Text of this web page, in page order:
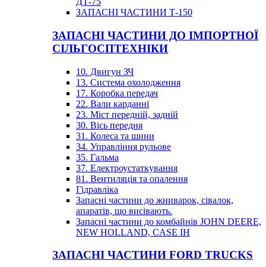
ЗАПАСНІ ЧАСТИНИ Т-150
ЗАПАСНІ ЧАСТИНИ ДО ІМПОРТНОЇ
СІЛЬГОСПТЕХНІКИ
10. Двигун ЗЧ
13. Система охолодження
17. Коробка передач
22. Вали карданні
23. Міст передній, задній
30. Вісь передня
31. Колеса та шини
34. Управління рульове
35. Гальма
37. Електроустаткування
81. Вентиляція та опалення
Гідравліка
Запасні частини до жниварок, сівалок,
апаратів, що висівають.
Запасні частини до комбайнів JOHN DEERE,
NEW HOLLAND, CASE IH
ЗАПАСНІ ЧАСТИНИ FORD TRUCKS